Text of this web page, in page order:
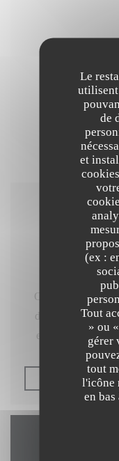
Le
utilisent
de
et
(ex :
Tout
» ou
gérer
tout
l'icône
en bas
On aimait cette
de haut vol et à
encore le Blue
amis qui
lieux (et la
cuisinés
influences
et mozzarella sur